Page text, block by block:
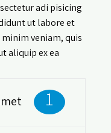
adi pisicing
ut labore et
veniam, quis
aliquip ex ea
1